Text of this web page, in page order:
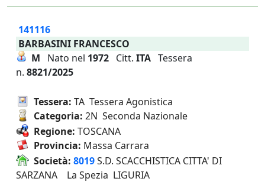
141116
BARBASINI FRANCESCO
M Nato nel 1972 Citt. ITA Tessera
n. 8821/2025
Tessera: TA Tessera Agonistica
Categoria: 2N Seconda Nazionale
Regione: TOSCANA
Provincia: Massa Carrara
Società: 8019S.D. SCACCHISTICA CITTA' DI
SARZANA La Spezia LIGURIA